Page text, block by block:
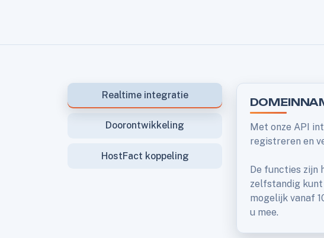
Realtime integratie
Doorontwikkeling
HostFact koppeling
Met onze API
registreren en
De functies zijn
zelfstandig
mogelijk vanaf
u mee.